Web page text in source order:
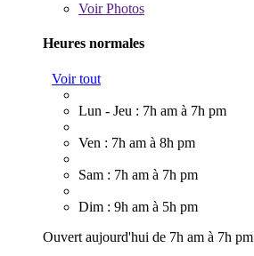
VoirPhotos
Heures normales
Voir tout
Lun - Jeu : 7h am à 7h pm
Ven : 7h am à 8h pm
Sam : 7h am à 7h pm
Dim : 9h am à 5h pm
Ouvert aujourd'hui de 7h am à 7h pm